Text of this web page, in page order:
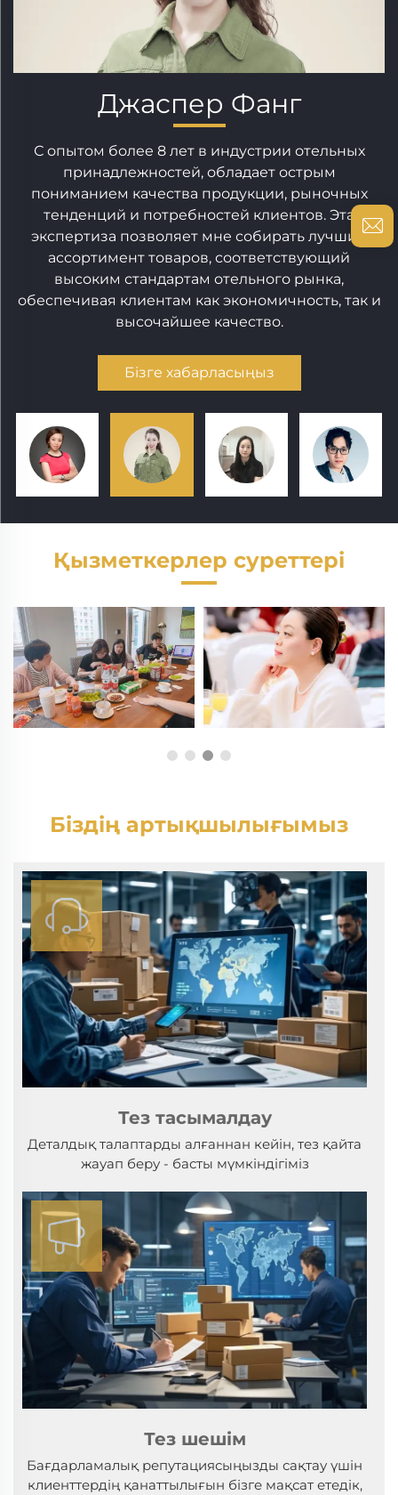
Джаспер Фанг
С опытом более 8 лет в индустрии отельных
принадлежностей, обладает острым
пониманием качества продукции, рыночных
тенденций и потребностей клиентов. Эта
экспертиза позволяет мне собирать лучший
ассортимент товаров, соответствующий
высоким стандартам отельного рынка,
обеспечивая клиентам как экономичность, так и
высочайшее качество.
Бізге хабарласыңыз
Қызметкерлер суреттері
Біздің артықшылығымыз
Тез тасымалдау
Деталдық талаптарды алғаннан кейін, тез қайта
жауап беру - басты мүмкіндігіміз
Тез шешім
Бағдарламалық репутациясыңызды сақтау үшін
клиенттердің қанаттылығын бізге мақсат етедік,